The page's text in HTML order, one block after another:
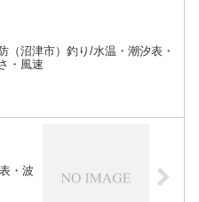
（沼津市）釣り/水温・潮汐表・
・風速
・波